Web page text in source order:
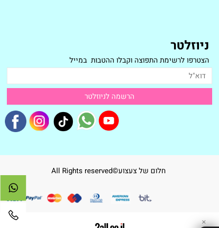
ניוזלטר
הצטרפו לרשימת התפוצה וקבלו ההטבות במייל
חלום של צעצוע©All Rights reserved
✕